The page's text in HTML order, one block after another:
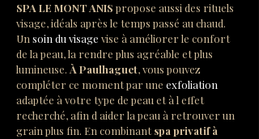
SPA LE MONT ANIS propose aussi des rituels
visage, idéals après le temps passé au chaud.
Un soin du visage vise à améliorer le confort
de la peau, la rendre plus agréable et plus
lumineuse. À Paulhaguet, vous pouvez
compléter ce moment par une exfoliation
adaptée à votre type de peau et à l effet
recherché, afin d aider la peau à retrouver un
grain plus fin. En combinant spa privatif à